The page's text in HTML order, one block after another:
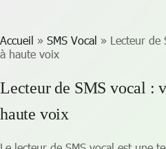
Accueil » SMS Vocal » Lecteur de
à haute voix
Lecteur de SMS vocal :
haute voix